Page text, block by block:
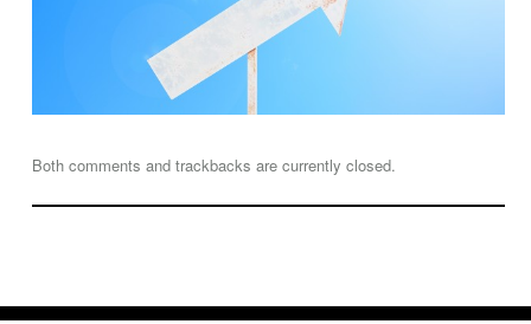
Both comments and trackbacks are currently closed.